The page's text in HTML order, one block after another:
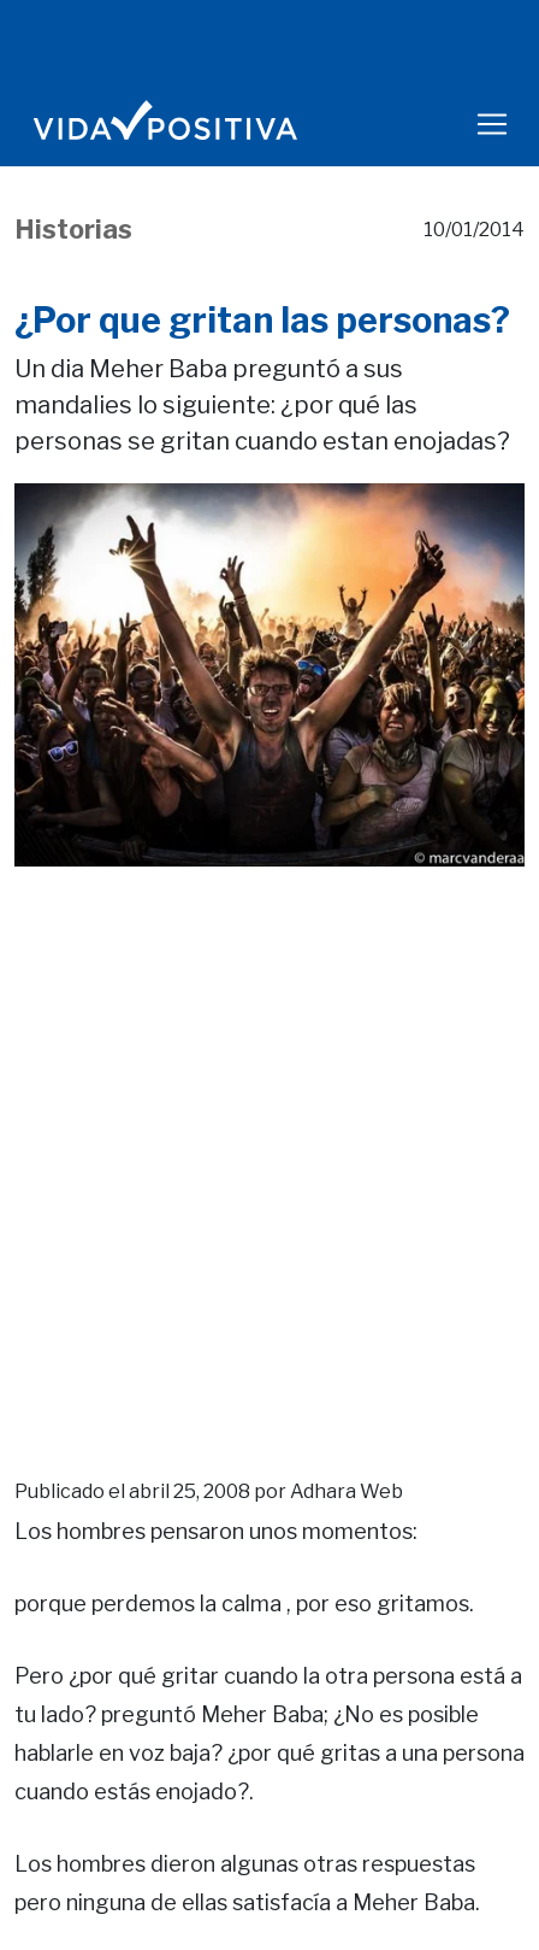
Historias 10/01/2014
¿Por que gritan las personas?
Un dia Meher Baba preguntó a sus
mandalies lo siguiente: ¿por qué las
personas se gritan cuando estan enojadas?
Publicado el abril 25, 2008 por Adhara Web
Los hombres pensaron unos momentos:
porque perdemos la calma , por eso gritamos.
Pero ¿por qué gritar cuando la otra persona está a
tu lado? preguntó Meher Baba; ¿No es posible
hablarle en voz baja? ¿por qué gritas a una persona
cuando estás enojado?.
Los hombres dieron algunas otras respuestas
pero ninguna de ellas satisfacía a Meher Baba.